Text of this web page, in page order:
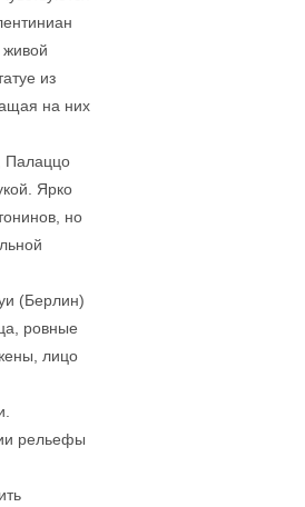
живой
из
на них
Палаццо
Ярко
но
(Берлин)
ровные
лицо
рельефы